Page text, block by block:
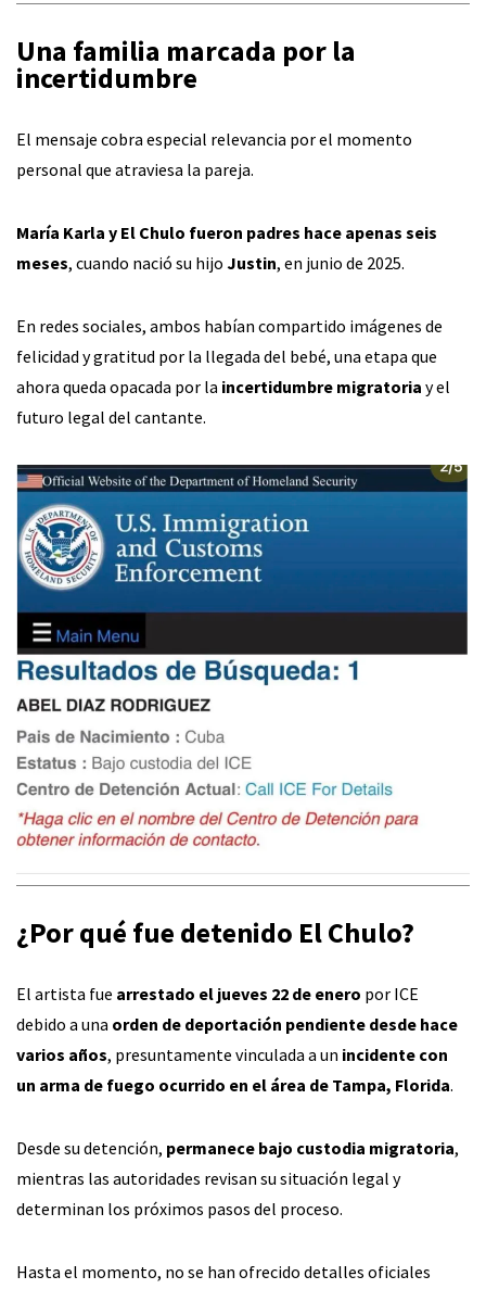
Una familia marcada por la
incertidumbre
El mensaje cobra especial relevancia por el momento
personal que atraviesa la pareja.
María Karla y El Chulo fueron padres hace apenas seis
meses, cuando nació su hijo Justin, en junio de 2025.
En redes sociales, ambos habían compartido imágenes de
felicidad y gratitud por la llegada del bebé, una etapa que
ahora queda opacada por la incertidumbre migratoria y el
futuro legal del cantante.
¿Por qué fue detenido El Chulo?
El artista fue arrestado el jueves 22 de enero por ICE
debido a una orden de deportación pendiente desde hace
varios años, presuntamente vinculada a un incidente con
un arma de fuego ocurrido en el área de Tampa, Florida.
Desde su detención, permanece bajo custodia migratoria,
mientras las autoridades revisan su situación legal y
determinan los próximos pasos del proceso.
Hasta el momento, no se han ofrecido detalles oficiales